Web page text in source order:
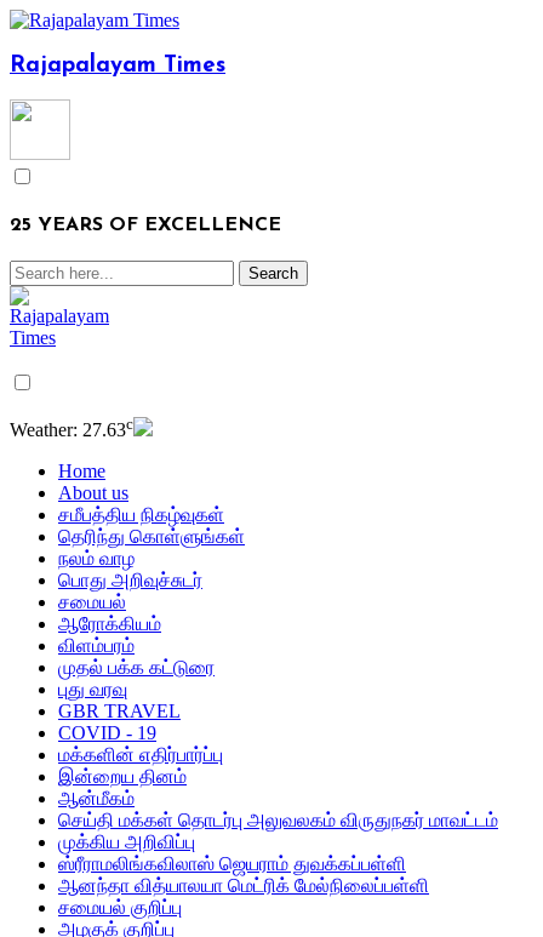
Rajapalayam Times
25 YEARS OF EXCELLENCE
Weather: 27.63c
Home
About us
சமீபத்திய நிகழ்வுகள்
தெரிந்து கொள்ளுங்கள்
நலம் வாழ
பொது அறிவுச்சுடர்
சமையல்
ஆரோக்கியம்
விளம்பரம்
முதல் பக்க கட்டுரை
புது வரவு
GBR TRAVEL
COVID - 19
மக்களின் எதிர்பார்ப்பு
இன்றைய தினம்
ஆன்மீகம்
செய்தி மக்கள் தொடர்பு அலுவலகம் விருதுநகர் மாவட்டம்
முக்கிய அறிவிப்பு
ஸ்ரீராமலிங்கவிலாஸ் ஜெயராம் துவக்கப்பள்ளி
ஆனந்தா வித்யாலயா மெட்ரிக் மேல்நிலைப்பள்ளி
சமையல் குறிப்பு
அழகுக் குறிப்பு